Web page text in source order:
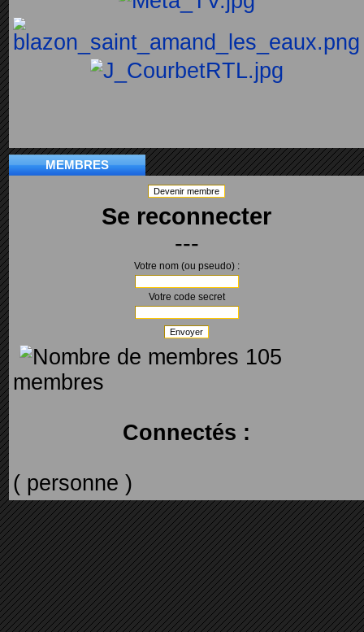
MEMBRES
Devenir membre
Se reconnecter
---
Votre nom (ou pseudo) :
Votre code secret
Envoyer
105
membres
Connectés :
( personne )